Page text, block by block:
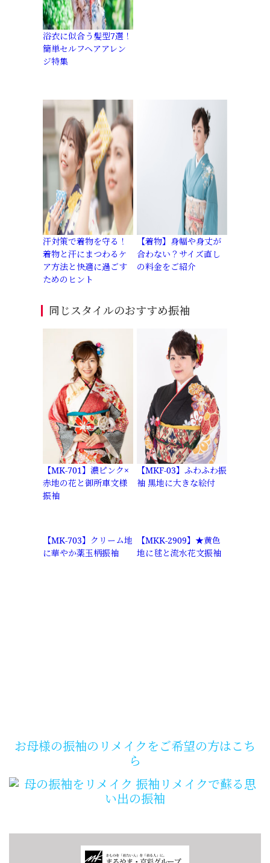
浴衣に似合う髪型7選！
簡単セルフヘアアレン
ジ特集
汗対策で着物を守る！
着物と汗にまつわるケ
ア方法と快適に過ごす
ためのヒント
【着物】身幅や身丈が
合わない？サイズ直し
の料金をご紹介
同じスタイルのおすすめ振袖
【MK-701】濃ピンク×
赤地の花と御所車文様
振袖
【MKF-03】ふわふわ振
袖 黒地に大きな絵付
【MK-703】クリーム地
に華やか薬玉柄振袖
【MKK-2909】★黄色
地に毬と流水花文振袖
お母様の振袖のリメイクをご希望の方はこち
ら